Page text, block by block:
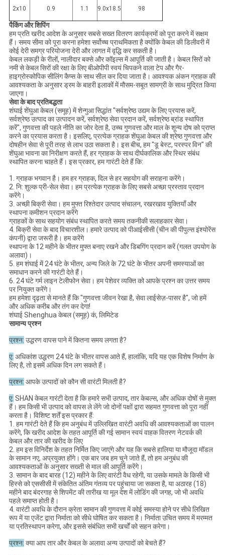
2x10 0.9 1.1 9.0x18.5 98
पैकिंग और शिपिंग
हम प्रति खरीद आदेश के अनुसार सबसे सख्त वितरण कार्यक्रमों को पूरा करने में सक्षम
हैं। समय सीमा को पूरा करना हमेशा सर्वोच्च प्राथमिकता है क्योंकि केबल की डिलीवरी में
कोई देरी समग्र परियोजना देरी और लागत में वृद्धि कर सकती है।
केबल लकड़ी के रीलों, नालीदार बक्से और कॉइल्स में आपूर्ति की जाती है। केबल सिरों को
नमी से केबल सिरों की रक्षा के लिए बीओपीपी स्वयं चिपकने वाला टेप और गैर-
हाइग्रोस्कोपिक सीलिंग कैप्स के साथ सील कर दिया जाता है। आवश्यक अंकन ग्राहक की
आवश्यकता के अनुसार ड्रम के बाहरी इलाकों में मौसम-सबूत सामग्री के साथ मुद्रित किया
जाएगा।
सेवा के बाद प्रतिबद्धता
शंघाई शेंघुआ केबल (समूह) में शेन्गुआ सिद्धांत "सर्वश्रेष्ठ उद्यम के लिए प्रयास करें,
सर्वश्रेष्ठ उत्पाद का उत्पादन करें, सर्वश्रेष्ठ सेवा प्रदान करें, सर्वश्रेष्ठ ब्रांड स्थापित
करें", गुणवत्ता की पहले नीति का जोर देता है, उच्च गुणवत्ता और माल के शून्य दोष को प्राप्त
करने का प्रयास करता है। इसलिए, प्रत्येक ग्राहक शेंघुआ केबल की श्रेष्ठ गुणवत्ता और
दोषहीन सेवा से पूरी तरह से लाभ उठा सकता है। इस बीच, हम "डू बेस्ट, परस्पर विन" की
शेंघुआ भावना का निरीक्षण करते हैं, हर ग्राहक के साथ दीर्घकालिक और स्थिर संबंध
स्थापित करना चाहते हैं। इस प्रकार, हम गारंटी देते हैं कि:
1. ग्राहक भगवान है। हम हर ग्राहक, दिल से हर सहयोग की सराहना करेंगे।
2. नि: शुल्क प्री-सेल सेवा। हम प्रत्येक ग्राहक के लिए सबसे अच्छा प्रस्ताव प्रदान
करेंगे।
3. अच्छी बिक्री सेवा। हम मुफ्त रिश्तेदार उत्पाद संचालन, रखरखाव युक्तियाँ और
स्थापना कमीशन प्रदान करेंगे
ग्राहकों के साथ सहयोग संबंध स्थापित करते समय तकनीकी सलाहकार सेवा।
4. बिक्री सेवा के बाद विचारशील। हमारे उत्पाद को पीआईसीसी (चीन की पीपुल्स इंश्योरेंस
कंपनी) द्वारा जरूरी है। हम करेंगे
स्थापना के 12 महीने के भीतर मुफ्त बनाए रखने और डिबगिंग प्रदान करें (गलत उपयोग के
अलावा)।
5. हम शंघाई में 24 घंटे के भीतर, अन्य जिले के 72 घंटे के भीतर अपनी समस्याओं का
समाधान करने की गारंटी देते हैं।
6. 24 घंटे गर्म लाइन टेलीफोन सेवा। हम पेशेवर व्यक्ति को आपके प्रश्न का उत्तर समय
पर नियुक्त करेंगे।
हम हमेशा दृढ़ता से मानते हैं कि "गुणवत्ता जीवन रेखा है, सेवा लाईसेज़-पासर है", जो हमें
और अधिक करीब और तंग कर देगा!
शंघाई Shenghua केबल (समूह) कं, लिमिटेड
सामान्य प्रश्न
प्रश्न: उद्धरण वापस पाने में कितना समय लगता है?
ए: अधिकांश उद्धरण 24 घंटे के भीतर वापस आते हैं, हालांकि, यदि यह एक विशेष निर्माण के
लिए है, तो इसमें अधिक दिन लग सकते हैं।
प्रश्न: आपके उत्पादों को कौन सी वारंटी मिलती है?
ए: SHAN केबल गारंटी देता है कि हमारे सभी उत्पाद, तार केबल्स, और अधिक दोषों से मुक्त
हैं। हम किसी भी उत्पाद को वापस ले लेंगे जो दोनों पक्षों द्वारा सहमत गुणवत्ता को पूरा नहीं
करता है। विशिष्ट शर्तें इस प्रकार हैं:
1. हम गारंटी देते हैं कि हम अनुबंध में उल्लिखित वारंटी अवधि की आवश्यकताओं का पालन
करेंगे, कि खरीद आदेश के तहत आपूर्ति की गई सामान स्वयं वाहक वितरण नेटवर्क की
केबल और तार की खरीद के लिए
2. हम इस विनिर्देश के तहत निर्मित किए जाएंगे और यह कि सबसे हालिया या मौजूदा मॉडल
के सामान नए, अप्रयुक्त होंगे। एक बार जब हम चुने जाते हैं, तो हम अनुबंध की
आवश्यकताओं के अनुसार सख्ती से माल की आपूर्ति करेंगे।
3. सामान के बाद बारह (12) महीने के लिए वारंटी वैध रहेगी, या उसके मामले के किसी भी
हिस्से को एससीसी में संकेतित अंतिम गंतव्य पर पहुंचाया जा सकता है, या अठारह (18)
महीने बाद बंदरगाह से शिपमेंट की तारीख या मूल देश में लोडिंग की जगह, जो भी अवधि
पहले समाप्त होती है।
4. वारंटी अवधि के दौरान क्रेता सामान की गुणवत्ता में कोई समस्या होने पर सीधे लिखित
रूप में या एजेंट द्वारा निर्माता को सीधे घोषित कर सकता है। निर्माता उचित समय में मरम्मत
या प्रतिस्थापन करेगा, और इससे संबंधित सभी खर्चों को सहन करेगा।
प्रश्न: क्या आप तार और केबल के अलावा अन्य उत्पादों को बेचते हैं?